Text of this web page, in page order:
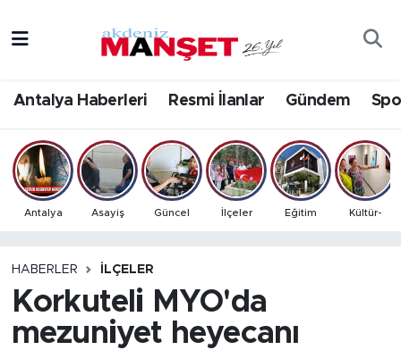
Antalya Haberleri Resmi İlanlar Gündem
Antalya Asayiş Güncel İlçeler Eğitim Kültür-
HABERLER İLÇELER
Korkuteli MYO'da
mezuniyet heyecanı
Bilim & Teknoloji
Eğitim
Ekonomi
Gündem
İlçeler
Antalya Hava Durumu
Antalya Namaz Vakitleri
Antalya Trafik Yoğunluk Haritası
Tüm Manşetler
Son Dakika Haberleri